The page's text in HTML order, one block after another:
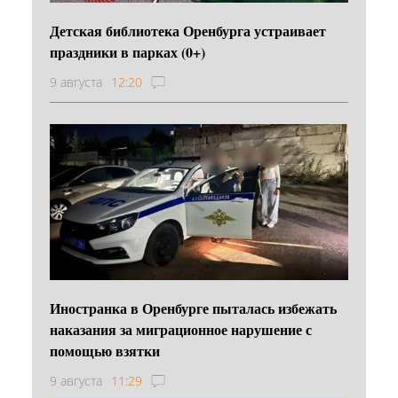
Детская библиотека Оренбурга устраивает
праздники в парках (0+)
9 августа 12:20
Иностранка в Оренбурге пыталась избежать
наказания за миграционное нарушение с
помощью взятки
9 августа 11:29